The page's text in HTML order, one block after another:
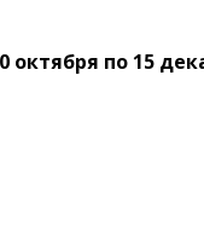
октября по 15